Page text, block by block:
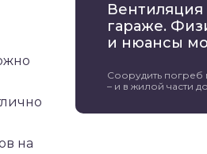
на
Вентиляция
гараже.
и нюансы
Соорудить
– и в жилой части